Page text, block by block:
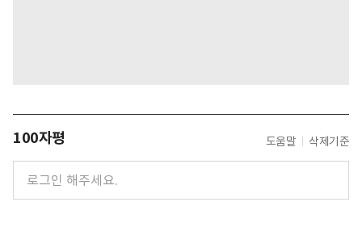
100자평 도움말 삭제기준